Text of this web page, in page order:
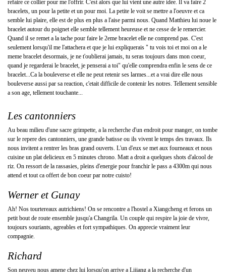
refaire ce collier pour me l'offrir. C'est alors que lui vient une autre idee. Il va faire 2
bracelets, un pour la petite et un pour moi. La petite le voit se mettre a l'oeuvre et ca
semble lui plaire, elle est de plus en plus a l'aise parmi nous. Quand Matthieu lui noue le
bracelet autour du poignet elle semble tellement heureuse et ne cesse de le remercier.
Quand il se remet a la tache pour faire le 2eme bracelet elle ne comprend pas. C'est
seulement lorsqu'il me l'attachera et que je lui expliquerais " tu vois toi et moi on a le
meme bracelet desormais, je ne t'oublierai jamais, tu seras toujours dans mon coeur,
quand je regarderai le bracelet, je penserai a toi" qu'elle comprendra enfin le sens de ce
bracelet...Ca la bouleverse et elle ne peut retenir ses larmes...et a vrai dire elle nous
bouleverse aussi par sa reaction, c'etait difficile de contenir les notres. Tellement sensible
a son age, tellement touchante...
Les cantonniers
Au beau milieu d'une sacre grimpette, a la recherche d'un endroit pour manger, on tombe
sur le repere des cantonniers, une grande batisse ou ils vivent le temps des travaux. Ils
nous invitent a rentrer les bras grand ouverts. L'un d'eux se met aux fourneaux et nous
cuisine un plat delicieux en 5 minutes chrono. Matt a droit a quelques shots d'alcool de
riz. On ressort de la rassasies, pleins d'energie pour franchir le pass a 4300m qui nous
attend et tout ca offert de bon coeur par notre cuisto!
Werner et Gunay
Ah! Nos tourtereaux autrichiens! On se rencontre a l'hostel a Xiangcheng et ferons un
petit bout de route ensemble jusqu'a Changrila. Un couple qui respire la joie de vivre,
toujours souriants, agreables et fort sympathiques. On apprecie vraiment leur
compagnie.
Richard
Son neuveu nous amene chez lui lorsqu'on arrive a Lijiang a la recherche d'un